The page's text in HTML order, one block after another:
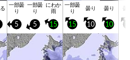
一部曇
り
一部曇
り
にわか
雨
一部曇
り 曇り 曇り 曇
5 5 15 15 10 10